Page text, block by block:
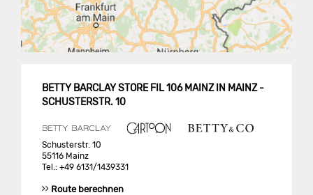
Route berechnen
BETTY BARCLAY STORE FIL 106 MAINZ IN MAINZ -
SCHUSTERSTR. 10
Schusterstr. 10
55116 Mainz
Tel.: +49 6131/1439331
Route berechnen